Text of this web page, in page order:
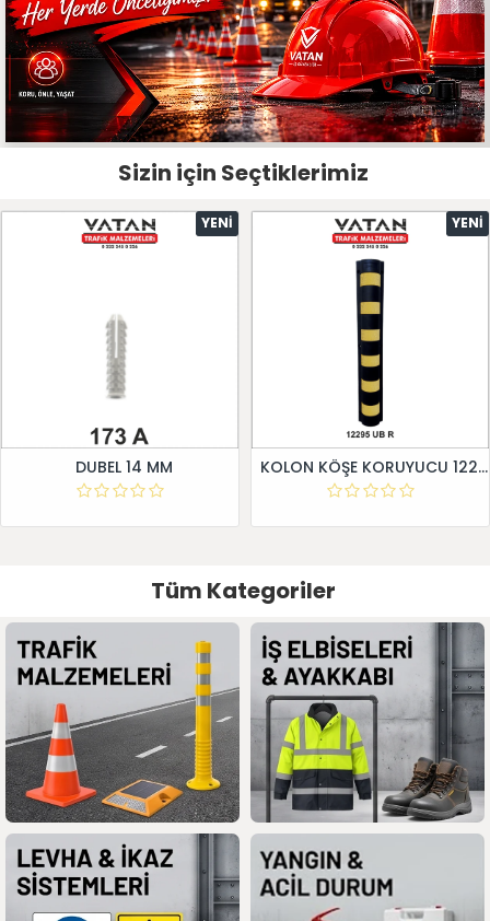
Sizin için Seçtiklerimiz
YENI
DUBEL 14 MM
YENI
KOLON KÖŞE KORUYUCU 12295 UB R
Tüm Kategoriler